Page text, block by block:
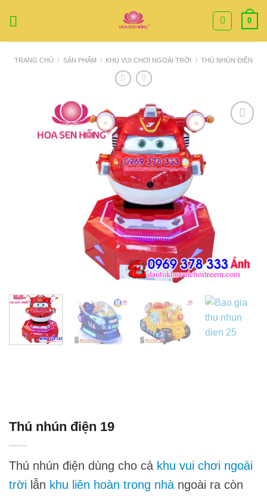
0
TRANG CHỦ / SẢN PHẨM / KHU VUI CHƠI NGOÀI TRỜI / THÚ NHÚN ĐIỆN
Thú nhún điện 19
Thú nhún điện dùng cho cả khu vui chơi ngoài
trời lẫn khu liên hoàn trong nhà ngoài ra còn